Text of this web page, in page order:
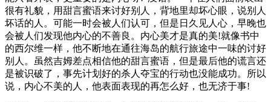
很有礼貌，用甜言蜜语来讨好别人，背地里却坏心眼，说别人
坏话的人。可能一时会被人们认可，但是日久见人心，早晚也
会被人们发现他内心的不善良。内心美才是真的美!就像书中
的西尔维一样，他不断地在通往海岛的航行旅途中一味的讨好
别人。虽然吉姆差点相信他的甜言蜜语，但是最后他的谎言还
是被识破了，事先计划好的杀人夺宝的行动也没能成功。所以
说，内心不美的人，他表面表现的再怎么好，也无济于事!